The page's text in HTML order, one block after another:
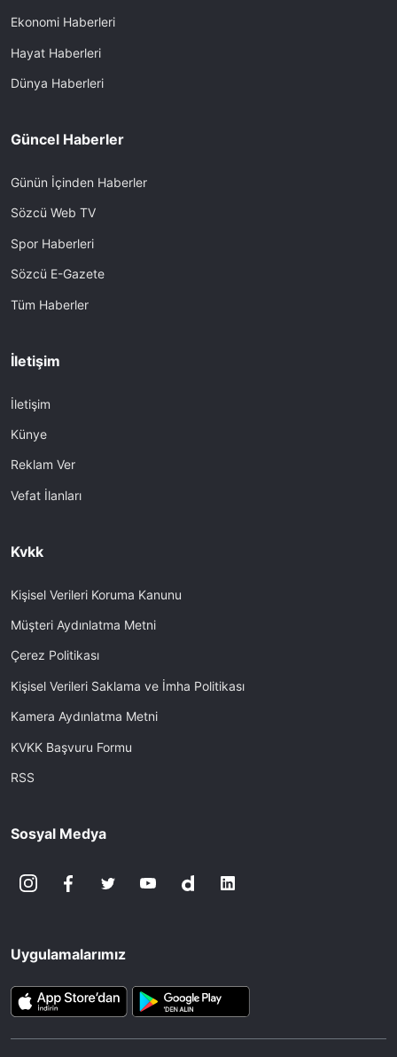
Ekonomi Haberleri
Hayat Haberleri
Dünya Haberleri
Güncel Haberler
Günün İçinden Haberler
Sözcü Web TV
Spor Haberleri
Sözcü E-Gazete
Tüm Haberler
İletişim
İletişim
Künye
Reklam Ver
Vefat İlanları
Kvkk
Kişisel Verileri Koruma Kanunu
Müşteri Aydınlatma Metni
Çerez Politikası
Kişisel Verileri Saklama ve İmha Politikası
Kamera Aydınlatma Metni
KVKK Başvuru Formu
RSS
Sosyal Medya
Uygulamalarımız